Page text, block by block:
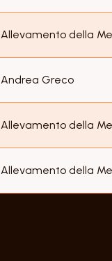
Allevamento della
Andrea Greco
Allevamento della
Allevamento della